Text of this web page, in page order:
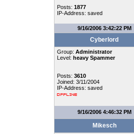
Posts: 1877
IP-Address: saved
9/16/2006 3:42:22 PM
Cyberlord
Group: Administrator
Level: heavy Spammer
Posts: 3610
Joined: 3/11/2004
IP-Address: saved
9/16/2006 4:46:32 PM
Mikesch